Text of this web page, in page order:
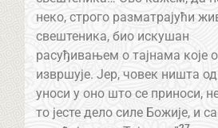
неко, строго разматрајући
свештеника, био искушан
расуђивањем о тајнама које
извршуje. Јер, човек ништа од
уноси у оно што се приноси,
то јесте дело силе Божије, и